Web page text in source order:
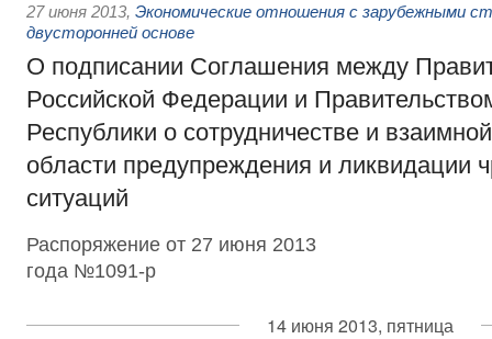
27 июня 2013, Экономические отношения с зарубежными
двусторонней основе
О подписании Соглашения между
Российской Федерации и
Республики о сотрудничестве и
области предупреждения и ликвидации
ситуаций
Распоряжение от 27 июня 2013
года №1091-р
14 июня 2013, пятница